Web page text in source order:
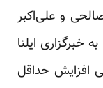
صالحی و علی‌اکبر
ایلنا
افزایش حداقل